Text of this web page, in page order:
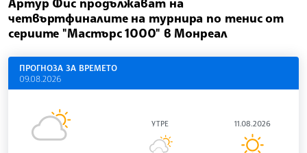
четвъртфиналите на турнира по тенис от
сериите "Мастърс 1000" в Монреал
ПРОГНОЗА ЗА ВРЕМЕТО
09.08.2026
УТРЕ 11.08.2026